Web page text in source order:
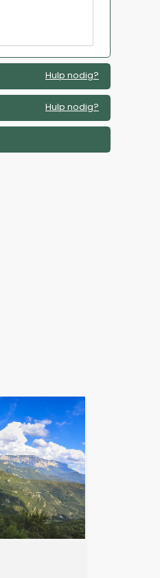
Hulp nodig?
Hulp nodig?